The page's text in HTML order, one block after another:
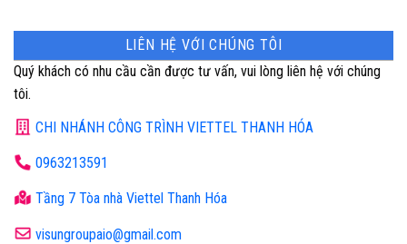
LIÊN HỆ VỚI CHÚNG TÔI
Quý khách có nhu cầu cần được tư vấn, vui lòng liên hệ với chúng
tôi.
CHI NHÁNH CÔNG TRÌNH VIETTEL THANH HÓA
0963213591
Tầng 7 Tòa nhà Viettel Thanh Hóa
visungroupaio@gmail.com